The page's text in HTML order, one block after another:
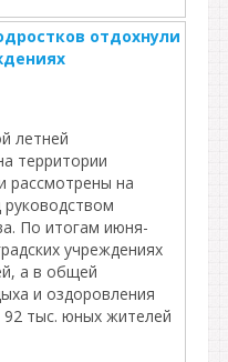
отдохнули
летней
территории
рассмотрены на
По итогам июня-
учреждениях
а в общей
и оздоровления
92 тыс. юных жителей